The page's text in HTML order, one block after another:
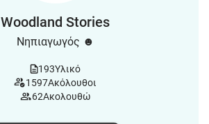
Woodland Stories
Νηπιαγωγός ☻
193Υλικό
1597Ακόλουθοι
62Ακολουθώ